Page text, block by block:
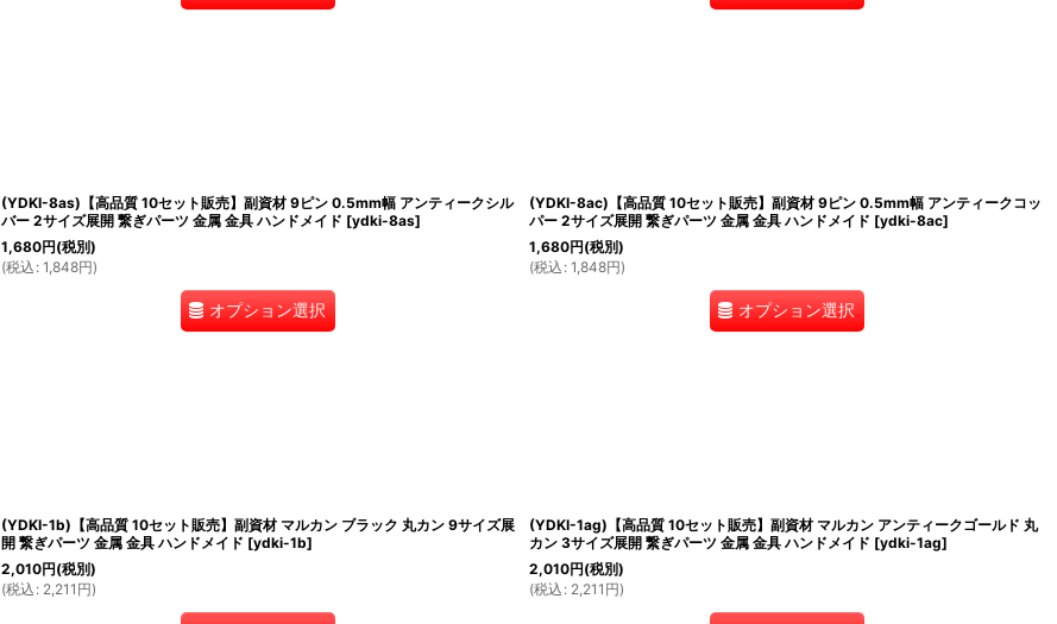
(YDKI-8as)【高品質 10セット販売】副資材 9ピン 0.5mm幅 アンティークシル
バー 2サイズ展開 繋ぎパーツ 金属 金具 ハンドメイド [ydki-8as]
1,680円(税別)
(税込 : 1,848円)
オプション選択
(YDKI-8ac)【高品質 10セット販売】副資材 9ピン 0.5mm幅 アンティークコッ
パー 2サイズ展開 繋ぎパーツ 金属 金具 ハンドメイド [ydki-8ac]
1,680円(税別)
(税込 : 1,848円)
オプション選択
(YDKI-1b)【高品質 10セット販売】副資材 マルカン ブラック 丸カン 9サイズ展
開 繋ぎパーツ 金属 金具 ハンドメイド [ydki-1b]
2,010円(税別)
(税込 : 2,211 円)
(YDKI-1ag)【高品質 10セット販売】副資材 マルカン アンティークゴールド 丸
カン 3サイズ展開 繋ぎパーツ 金属 金具 ハンドメイド [ydki-1ag]
2,010円(税別)
(税込 : 2,211 円)